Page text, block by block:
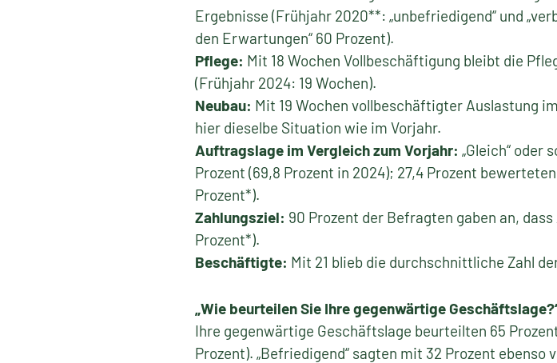
Ergebnisse (Frühjahr 2020**: „unbefriedigend“ und
den Erwartungen“ 60 Prozent).
Pflege: Mit 18 Wochen Vollbeschäftigung bleibt die
(Frühjahr 2024: 19 Wochen).
Neubau: Mit 19 Wochen vollbeschäftigter Auslastung
hier dieselbe Situation wie im Vorjahr.
Auftragslage im Vergleich zum Vorjahr: „Gleich“ oder
Prozent (69,8 Prozent in 2024); 27,4 Prozent
Prozent*).
Zahlungsziel: 90 Prozent der Befragten gaben an,
Prozent*).
Beschäftigte: Mit 21 blieb die durchschnittliche Zahl
„Wie beurteilen Sie Ihre gegenwärtige
Ihre gegenwärtige Geschäftslage beurteilten 65
Prozent). „Befriedigend“ sagten mit 32 Prozent ebenso